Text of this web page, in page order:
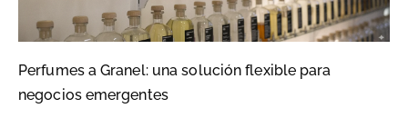
Perfumes a Granel: una solución flexible para
negocios emergentes